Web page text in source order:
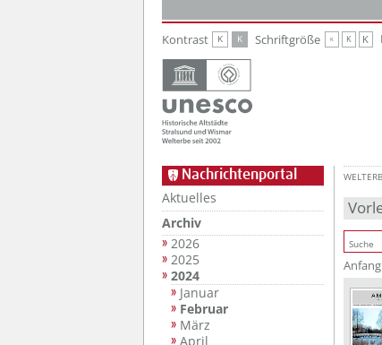
Kontrast K K Schriftgröße K K K
Nachrichtenportal
Aktuelles
Archiv
2026
2025
2024
Januar
Februar
März
April
Anfang